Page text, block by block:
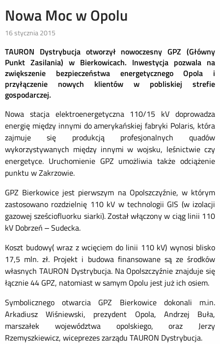
Nowa Moc w Opolu
16 stycznia 2015
TAURON Dystrybucja otworzył nowoczesny GPZ (Główny
Punkt Zasilania) w Bierkowicach. Inwestycja pozwala na
zwiększenie bezpieczeństwa energetycznego Opola i
przyłączenie nowych klientów w pobliskiej strefie
gospodarczej.
Nowa stacja elektroenergetyczna 110/15 kV doprowadza
energię między innymi do amerykańskiej fabryki Polaris, która
zajmuje się produkcją profesjonalnych quadów
wykorzystywanych między innymi w wojsku, leśnictwie czy
energetyce. Uruchomienie GPZ umożliwia także odciążenie
punktu w Zakrzowie.
GPZ Bierkowice jest pierwszym na Opolszczyźnie, w którym
zastosowano rozdzielnię 110 kV w technologii GIS (w izolacji
gazowej sześciofluorku siarki). Został włączony w ciąg linii 110
kV Dobrzeń – Sudecka.
Koszt budowy( wraz z wcięciem do linii 110 kV) wynosi blisko
17,5 mln. zł. Projekt i budowa finansowane są ze środków
własnych TAURON Dystrybucja. Na Opolszczyźnie znajduje się
łącznie 44 GPZ, natomiast w samym Opolu jest już ich osiem.
Symbolicznego otwarcia GPZ Bierkowice dokonali m.in.
Arkadiusz Wiśniewski, prezydent Opola, Andrzej Buła,
marszałek województwa opolskiego, oraz Jerzy
Rzemyszkiewicz, wiceprezes zarządu TAURON Dystrybucja.